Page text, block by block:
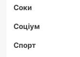
Соки
Соціум
Спорт